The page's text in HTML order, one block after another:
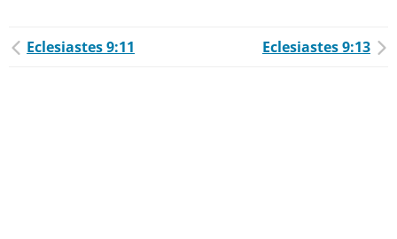
Eclesiastes 9:11 Eclesiastes 9:13